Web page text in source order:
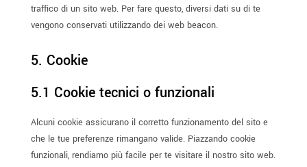
traffico di un sito web. Per fare questo, diversi dati su di te
vengono conservati utilizzando dei web beacon.
5. Cookie
5.1 Cookie tecnici o funzionali
Alcuni cookie assicurano il corretto funzionamento del sito e
che le tue preferenze rimangano valide. Piazzando cookie
funzionali, rendiamo più facile per te visitare il nostro sito web.